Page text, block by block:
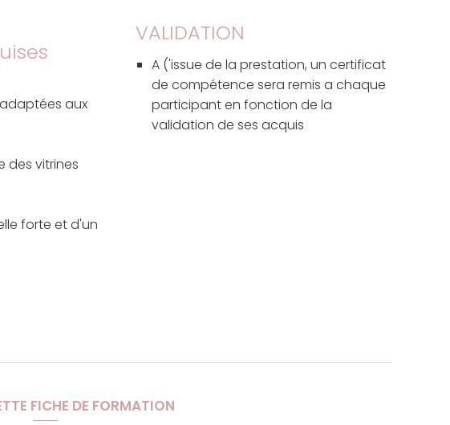
aux
des vitrines
forte et d'un
VALIDATION
A ('issue de la prestation, un certificat
de compétence sera remis a chaque
participant en fonction de la
validation de ses acquis
FICHE DE FORMATION